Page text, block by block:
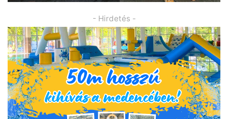
- Hirdetés -